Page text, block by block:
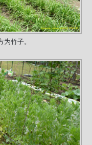
竹子。